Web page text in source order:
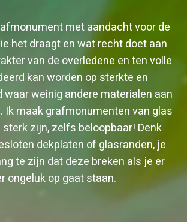
met aandacht voor de
het draagt en wat recht doet aan
van de overledene en ten volle
kan worden op sterkte en
waar weinig andere materialen aan
Ik maak grafmonumenten van glas
zijn, zelfs beloopbaar! Denk
dekplaten of glasranden, je
te zijn dat deze breken als je er
ongeluk op gaat staan.